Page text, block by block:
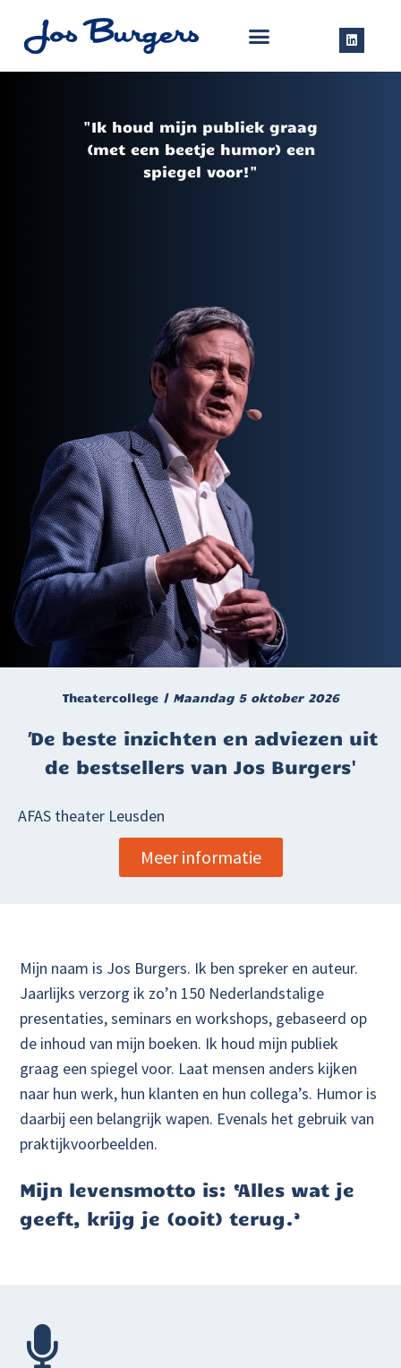
"Ik houd mijn publiek graag
(met een beetje humor) een
spiegel voor!"
Theatercollege| Maandag 5 oktober 2026
'De beste inzichten en adviezen uit
de bestsellers van Jos Burgers'
AFAS theater Leusden
Meer informatie
Mijn naam is Jos Burgers. Ik ben spreker en auteur.
Jaarlijks verzorg ik zo’n 150 Nederlandstalige
presentaties, seminars en workshops, gebaseerd op
de inhoud van mijn boeken. Ik houd mijn publiek
graag een spiegel voor. Laat mensen anders kijken
naar hun werk, hun klanten en hun collega’s. Humor is
daarbij een belangrijk wapen. Evenals het gebruik van
praktijkvoorbeelden.
Mijn levensmotto is: ‘Alles wat je
geeft, krijg je (ooit) terug.’​